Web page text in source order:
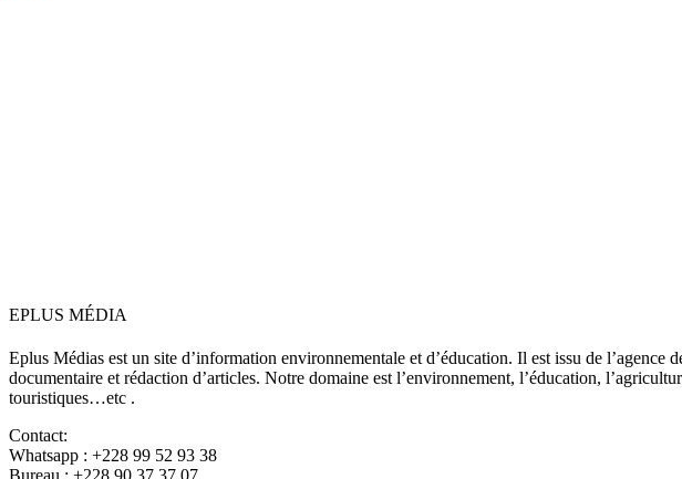
EPLUS MÉDIA
Eplus Médias est un site d’information environnementale et d’éducation. Il est issu de
documentaire et rédaction d’articles. Notre domaine est l’environnement, l’éducation,
touristiques…etc .
Contact:
Whatsapp : +228 99 52 93 38
Bureau : +228 90 37 37 07